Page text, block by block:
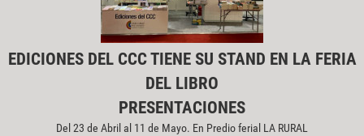
EDICIONES DEL CCC TIENE SU STAND EN LA FERIA
DEL LIBRO
PRESENTACIONES
Del 23 de Abril al 11 de Mayo. En Predio ferial LA RURAL